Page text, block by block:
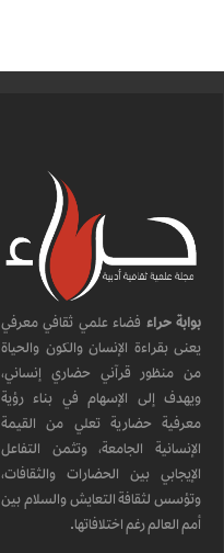
بوابة حراء فضاء علمي ثقافي معرفي
يعنى بقراءة الإنسان والكون والحياة
من منظور قرآني حضاري إنساني،
ويهدف إلى الإسهام في بناء رؤية
معرفية حضارية تعلي من القيمة
الإنسانية الجامعة، وتثمن التفاعل
الإيجابي بين الحضارات والثقافات،
وتؤسس لثقافة التعايش والسلام بين
أمم العالم رغم اختلافاتها.